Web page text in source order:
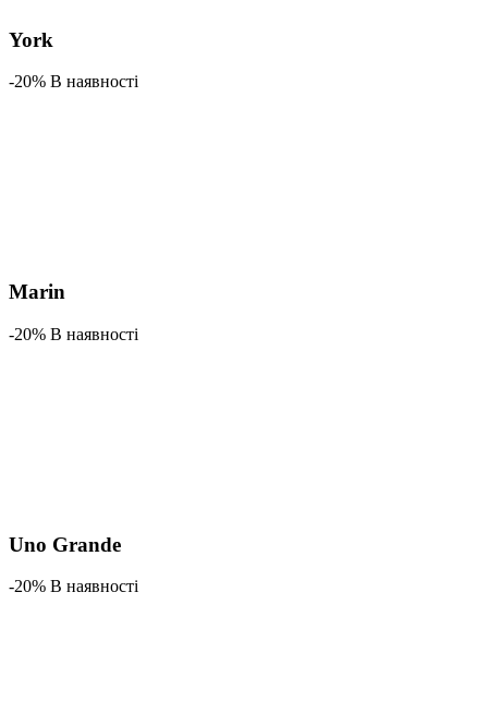
York
-20% В наявності
Marin
-20% В наявності
Uno Grande
-20% В наявності